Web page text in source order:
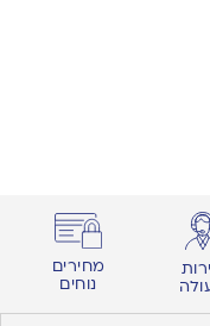
מחירים
נוחים